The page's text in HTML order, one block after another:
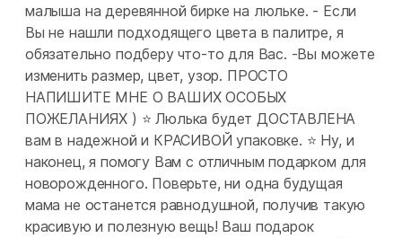
малыша на деревянной бирке на люльке. - Если
Вы не нашли подходящего цвета в палитре, я
обязательно подберу что-то для Вас. -Вы можете
изменить размер, цвет, узор. ПРОСТО
НАПИШИТЕ МНЕ О ВАШИХ ОСОБЫХ
ПОЖЕЛАНИЯХ ) ⭐ Люлька будет ДОСТАВЛЕНА
вам в надежной и КРАСИВОЙ упаковке. ⭐ Ну, и
наконец, я помогу Вам с отличным подарком для
новорожденного. Поверьте, ни одна будущая
мама не останется равнодушной, получив такую
красивую и полезную вещь! Ваш подарок